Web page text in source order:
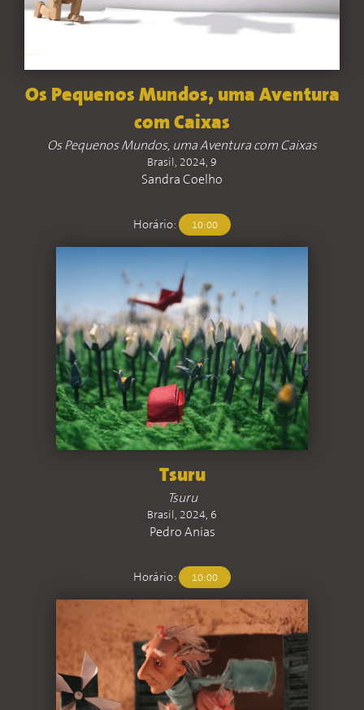
Os Pequenos Mundos, uma Aventura
com Caixas
Os Pequenos Mundos, uma Aventura com Caixas
Brasil, 2024, 9
Sandra Coelho
Horário: 10:00
Tsuru
Tsuru
Brasil, 2024, 6
Pedro Anias
Horário: 10:00